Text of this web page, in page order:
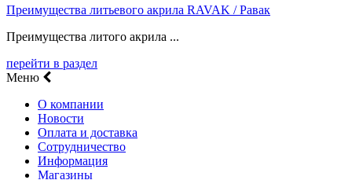
Преимущества литьевого акрила RAVAK / Равак
Преимущества литого акрила ...
перейти в раздел
Меню
О компании
Новости
Оплата и доставка
Сотрудничество
Информация
Магазины